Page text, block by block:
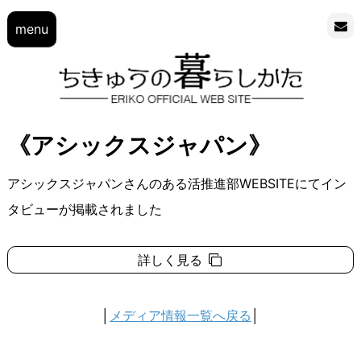
menu
《アシックスジャパン》
アシックスジャパンさんのある活推進部WEBSITEにてイン
タビューが掲載されました
詳しく見る
メディア情報一覧へ戻る